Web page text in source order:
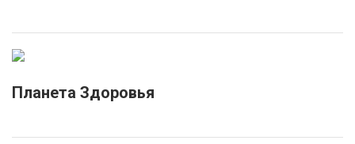
Планета Здоровья